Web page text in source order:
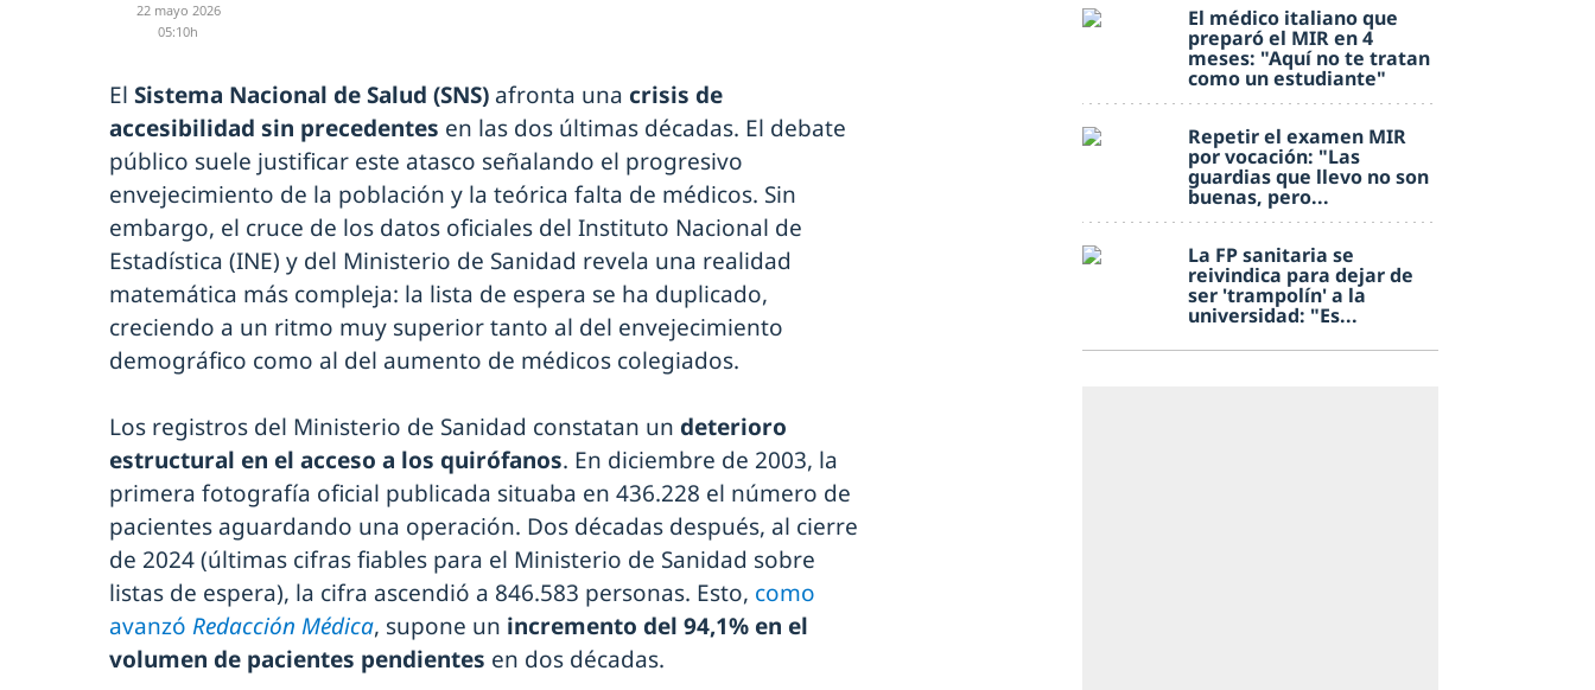
22 mayo 2026
05:10h
El Sistema Nacional de Salud (SNS) afronta una crisis de
accesibilidad sin precedentes en las dos últimas décadas. El debate
público suele justificar este atasco señalando el progresivo
envejecimiento de la población y la teórica falta de médicos. Sin
embargo, el cruce de los datos oficiales del Instituto Nacional de
Estadística (INE) y del Ministerio de Sanidad revela una realidad
matemática más compleja: la lista de espera se ha duplicado,
creciendo a un ritmo muy superior tanto al del envejecimiento
demográfico como al del aumento de médicos colegiados.
Los registros del Ministerio de Sanidad constatan un deterioro
estructural en el acceso a los quirófanos. En diciembre de 2003, la
primera fotografía oficial publicada situaba en 436.228 el número de
pacientes aguardando una operación. Dos décadas después, al cierre
de 2024 (últimas cifras fiables para el Ministerio de Sanidad sobre
listas de espera), la cifra ascendió a 846.583 personas. Esto, como
avanzó Redacción Médica, supone un incremento del 94,1% en el
volumen de pacientes pendientes en dos décadas.
El médico italiano que
preparó el MIR en 4
meses: "Aquí no te tratan
como un estudiante"
Repetir el examen MIR
por vocación: "Las
guardias que llevo no son
buenas, pero...
La FP sanitaria se
reivindica para dejar de
ser 'trampolín' a la
universidad: "Es...